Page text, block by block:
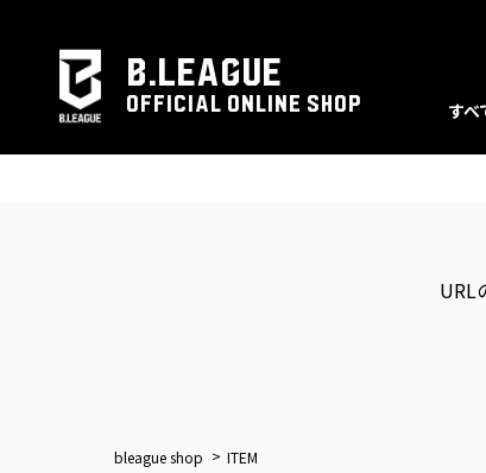
B.LEAGUE
OFFICIAL ONLINE SHOP すべ
URL
bleague shop ITEM